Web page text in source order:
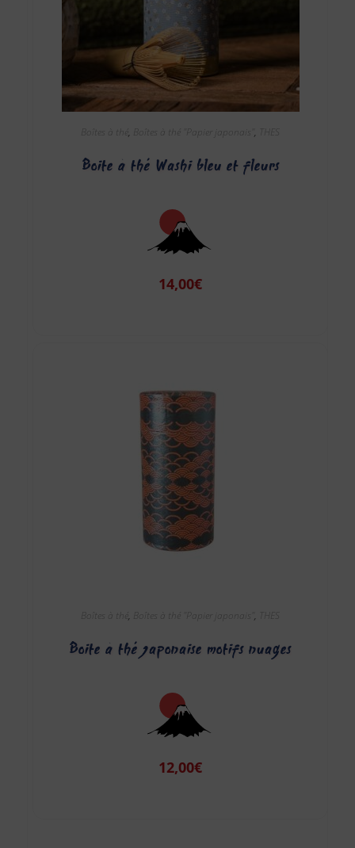
Boîtes à thé, Boîtes à thé "Papier japonais", THES
Boite à thé Washi bleu et fleurs
14,00€
Boîtes à thé, Boîtes à thé "Papier japonais", THES
Boite à thé japonaise motifs nuages
12,00€